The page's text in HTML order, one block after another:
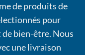
de produits de
pour
de bien-être. Nous
une livraison